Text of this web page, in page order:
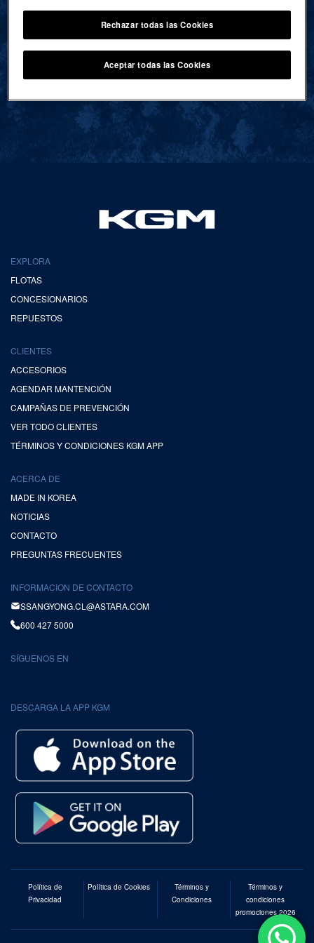
VOLVER AL INICIO
EXPLORA
FLOTAS
CONCESIONARIOS
REPUESTOS
CLIENTES
ACCESORIOS
AGENDAR MANTENCIÓN
CAMPAÑAS DE PREVENCIÓN
VER TODO CLIENTES
TÉRMINOS Y CONDICIONES KGM APP
ACERCA DE
MADE IN KOREA
NOTICIAS
CONTACTO
PREGUNTAS FRECUENTES
INFORMACION DE CONTACTO
SSANGYONG.CL@ASTARA.COM
600 427 5000
SÍGUENOS EN
DESCARGA LA APP KGM
Política de
Privacidad
Política de Cookies
Términos y
Condiciones
Términos y
condiciones
promociones 2026
Rechazar todas las Cookies
Aceptar todas las Cookies